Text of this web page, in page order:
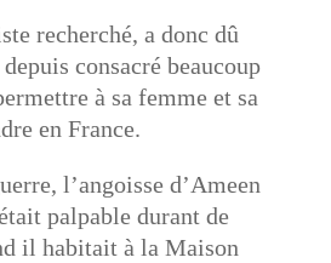
recherché, a donc dû
consacré beaucoup
à sa femme et sa
en France.
l’angoisse d’Ameen
palpable durant de
il habitait à la Maison